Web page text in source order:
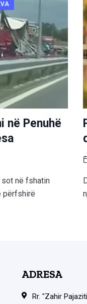
në Penuhë
sot në fshatin
përfshirë
ADRESA
Rr. "Zahir